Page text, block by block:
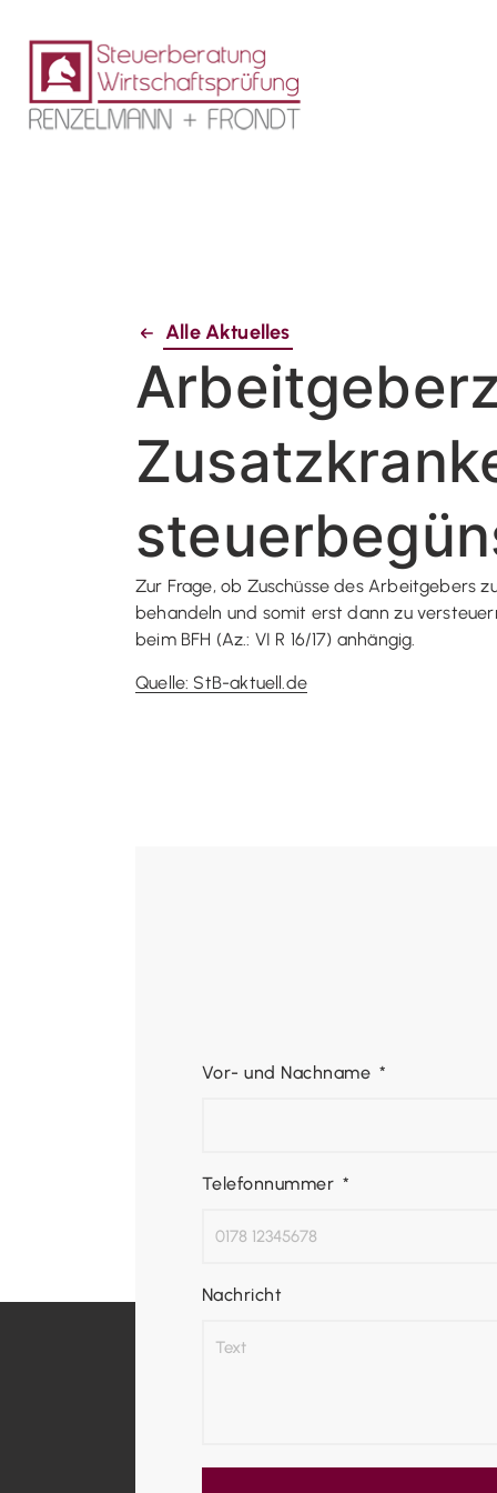
Alle Aktuelles
Zur Frage, ob Zuschüsse des Arbeitgebers
behandeln und somit erst dann zu
beim BFH (Az.: VI R 16/17) anhängig.
Quelle: StB-aktuell.de
Vor- und Nachname
Telefonnummer
Nachricht